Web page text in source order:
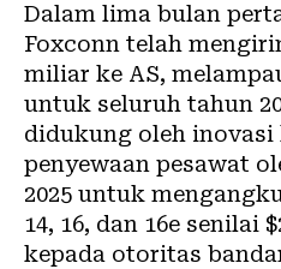
Dalam lima bulan
Foxconn telah
miliar ke AS,
untuk seluruh tahun
didukung oleh
penyewaan pesawat
2025 untuk
14, 16, dan 16e senilai
kepada otoritas